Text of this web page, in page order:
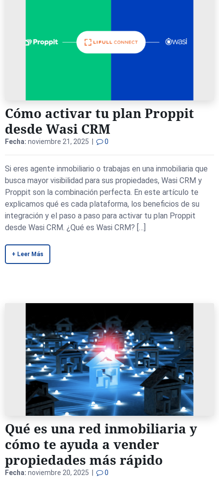
Cómo activar tu plan Proppit
desde Wasi CRM
Fecha: noviembre 21, 2025 | 0
Si eres agente inmobiliario o trabajas en una inmobiliaria que
busca mayor visibilidad para sus propiedades, Wasi CRM y
Proppit son la combinación perfecta. En este artículo te
explicamos qué es cada plataforma, los beneficios de su
integración y el paso a paso para activar tu plan Proppit
desde Wasi CRM. ¿Qué es Wasi CRM? […]
+ Leer Más
Qué es una red inmobiliaria y
cómo te ayuda a vender
propiedades más rápido
Fecha: noviembre 20, 2025 | 0